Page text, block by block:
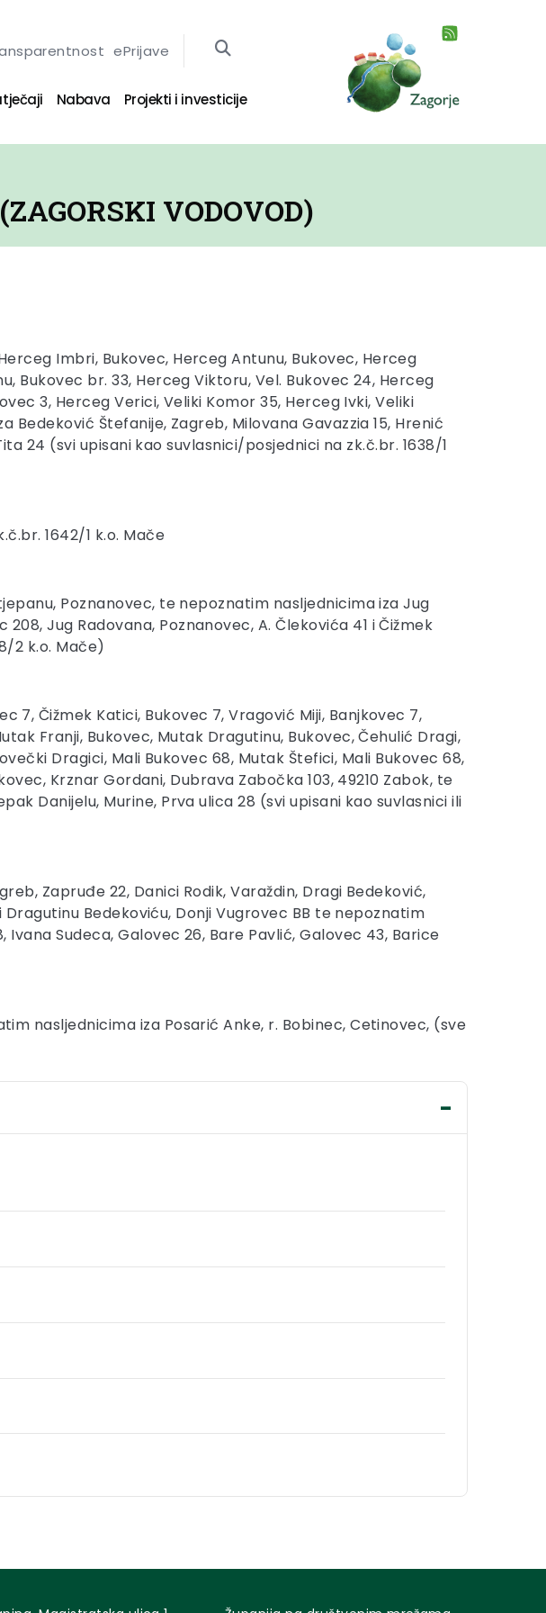
ePrijave
Nabava Projekti i investicije
VODOVOD)
Imbri, Bukovec, Herceg Antunu, Bukovec, Herceg
Bukovec br. 33, Herceg Viktoru, Vel. Bukovec 24, Herceg
3, Herceg Verici, Veliki Komor 35, Herceg Ivki, Veliki
Bedeković Štefanije, Zagreb, Milovana Gavazzia 15, Hrenić
24 (svi upisani kao suvlasnici/posjednici na zk.č.br. 1638/1
1642/1 k.o. Mače
Poznanovec, te nepoznatim nasljednicima iza Jug
Jug Radovana, Poznanovec, A. Člekovića 41 i Čižmek
2 k.o. Mače)
7, Čižmek Katici, Bukovec 7, Vragović Miji, Banjkovec 7,
Franji, Bukovec, Mutak Dragutinu, Bukovec, Čehulić Dragi,
Dragici, Mali Bukovec 68, Mutak Štefici, Mali Bukovec 68,
Krznar Gordani, Dubrava Zabočka 103, 49210 Zabok, te
Danijelu, Murine, Prva ulica 28 (svi upisani kao suvlasnici ili
Zapruđe 22, Danici Rodik, Varaždin, Dragi Bedeković,
Bedekoviću, Donji Vugrovec BB te nepoznatim
Sudeca, Galovec 26, Bare Pavlić, Galovec 43, Barice
nasljednicima iza Posarić Anke, r. Bobinec, Cetinovec, (sve